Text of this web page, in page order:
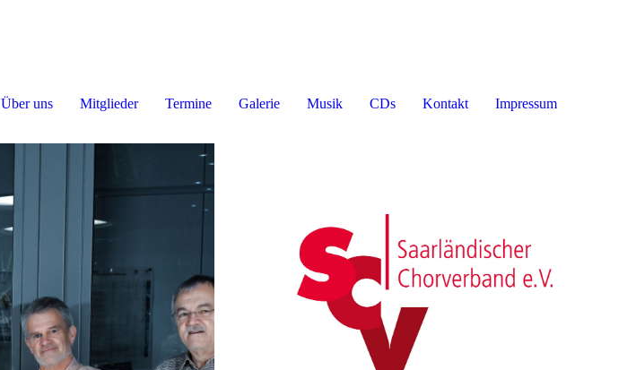
Über uns Mitglieder Termine Galerie Musik CDs Kontakt Impressum